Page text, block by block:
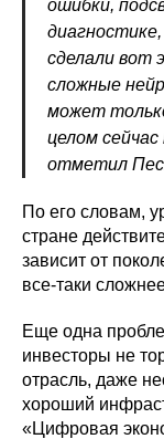
ошибки,
сделали вот
сложные
может
целом
отметил
По его словам,
стране
зависит от
все-таки
Еще одна
инвесторы не
отрасль, даже
хороший
«Цифровая